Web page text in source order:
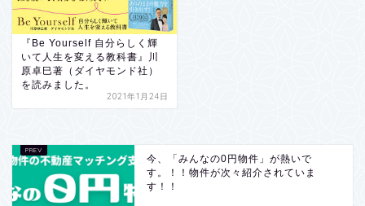
『Be Yourself 自分らしく輝
いて人生を変える教科書』川
原卓巳著（ダイヤモンド社）
を読みました。
2021年1月24日
今、「みんなの0円物件」が熱いで
す。！！物件が次々紹介されていま
す！！